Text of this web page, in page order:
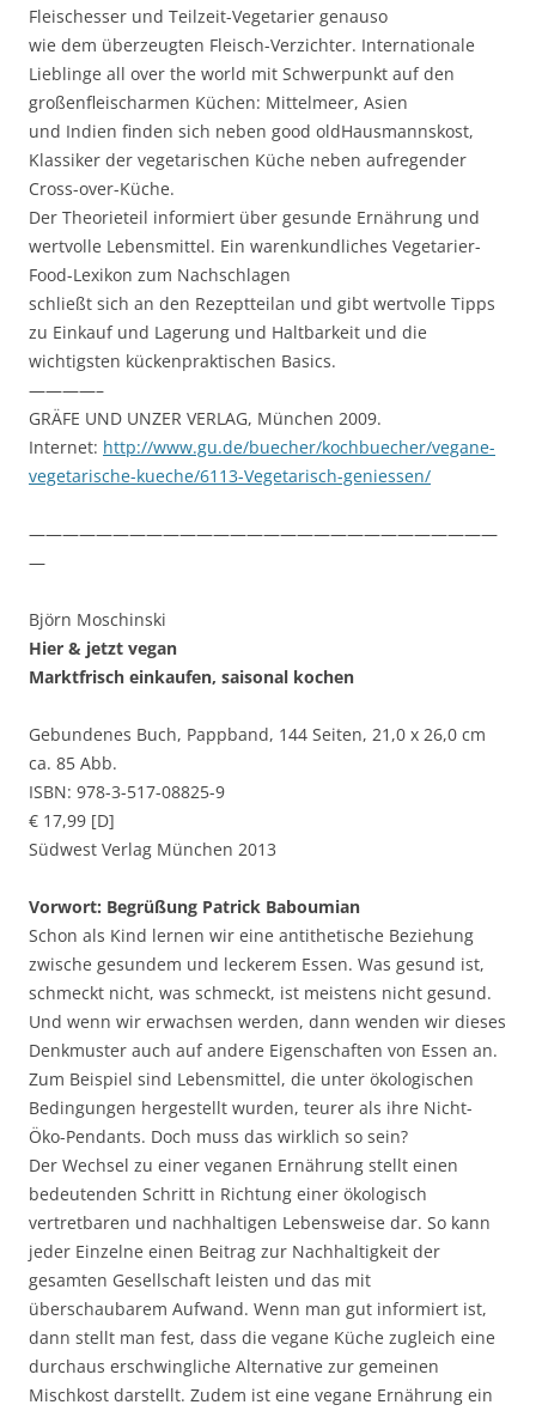
Fleischesser und Teilzeit-Vegetarier genauso
wie dem überzeugten Fleisch-Verzichter. Internationale
Lieblinge all over the world mit Schwerpunkt auf den
großenfleischarmen Küchen: Mittelmeer, Asien
und Indien finden sich neben good oldHausmannskost,
Klassiker der vegetarischen Küche neben aufregender
Cross-over-Küche.
Der Theorieteil informiert über gesunde Ernährung und
wertvolle Lebensmittel. Ein warenkundliches Vegetarier-
Food-Lexikon zum Nachschlagen
schließt sich an den Rezeptteilan und gibt wertvolle Tipps
zu Einkauf und Lagerung und Haltbarkeit und die
wichtigsten kückenpraktischen Basics.
————–
GRÄFE UND UNZER VERLAG, München 2009.
Internet: http://www.gu.de/buecher/kochbuecher/vegane-
vegetarische-kueche/6113-Vegetarisch-geniessen/
————————————————————————————
—
Björn Moschinski
Hier & jetzt vegan
Marktfrisch einkaufen, saisonal kochen
Gebundenes Buch, Pappband, 144 Seiten, 21,0 x 26,0 cm
ca. 85 Abb.
ISBN: 978-3-517-08825-9
€ 17,99 [D]
Südwest Verlag München 2013
Vorwort: Begrüßung Patrick Baboumian
Schon als Kind lernen wir eine antithetische Beziehung
zwische gesundem und leckerem Essen. Was gesund ist,
schmeckt nicht, was schmeckt, ist meistens nicht gesund.
Und wenn wir erwachsen werden, dann wenden wir dieses
Denkmuster auch auf andere Eigenschaften von Essen an.
Zum Beispiel sind Lebensmittel, die unter ökologischen
Bedingungen hergestellt wurden, teurer als ihre Nicht-
Öko-Pendants. Doch muss das wirklich so sein?
Der Wechsel zu einer veganen Ernährung stellt einen
bedeutenden Schritt in Richtung einer ökologisch
vertretbaren und nachhaltigen Lebensweise dar. So kann
jeder Einzelne einen Beitrag zur Nachhaltigkeit der
gesamten Gesellschaft leisten und das mit
überschaubarem Aufwand. Wenn man gut informiert ist,
dann stellt man fest, dass die vegane Küche zugleich eine
durchaus erschwingliche Alternative zur gemeinen
Mischkost darstellt. Zudem ist eine vegane Ernährung ein